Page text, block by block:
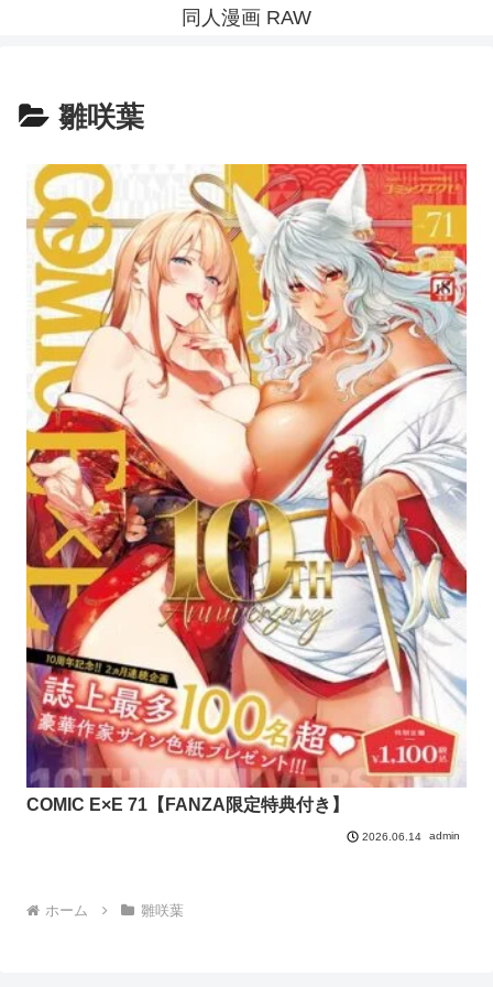
同人漫画 RAW
雛咲葉
COMIC E×E 71【FANZA限定特典付き】
2026.06.14 admin
ホーム 雛咲葉